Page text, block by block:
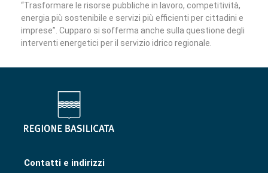
“Trasformare le risorse pubbliche in lavoro, competitività,
energia più sostenibile e servizi più efficienti per cittadini e
imprese”. Cupparo si sofferma anche sulla questione degli
interventi energetici per il servizio idrico regionale.
Contatti e indirizzi